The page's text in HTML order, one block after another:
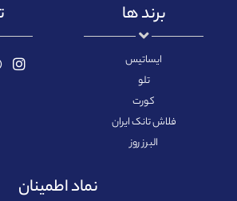
برند ها
ایساتیس
تلو
کورت
فلاش تانک ایران
البرز روز
نماد اطمینان